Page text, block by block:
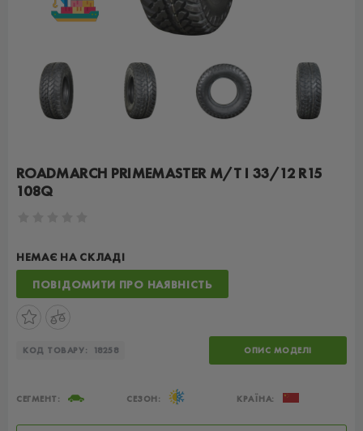
ROADMARCH PRIMEMASTER M/T I 33/12 R15
108Q
НЕМАЄ НА СКЛАДІ
ПОВІДОМИТИ ПРО НАЯВНІСТЬ
КОД ТОВАРУ: 18258 ОПИС МОДЕЛІ
СЕГМЕНТ: СЕЗОН: КРАЇНА: